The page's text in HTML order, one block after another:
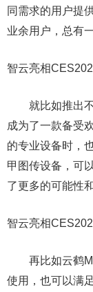
同需求的用户提
业余用户，总有
智云亮相
就比如推出不
成为了一款备受
的专业设备时，
甲图传设备，可
了更多的可能性
智云亮相
再比如云鹤M2
使用，也可以满